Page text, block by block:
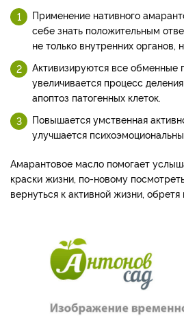
Применение нативного
себе знать положительным
не только внутренних органов,
Активизируются все обменные
увеличивается процесс
апоптоз патогенных клеток.
Повышается умственная
улучшается
Амарантовое масло помогает
краски жизни, по-новому
вернуться к активной жизни,